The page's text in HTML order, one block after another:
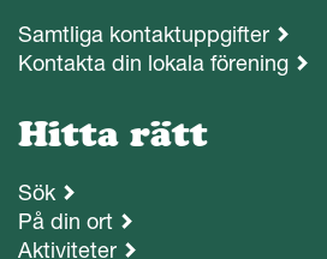
Samtliga kontaktuppgifter
Kontakta din lokala förening
Hitta rätt
Sök
På din ort
Aktiviteter